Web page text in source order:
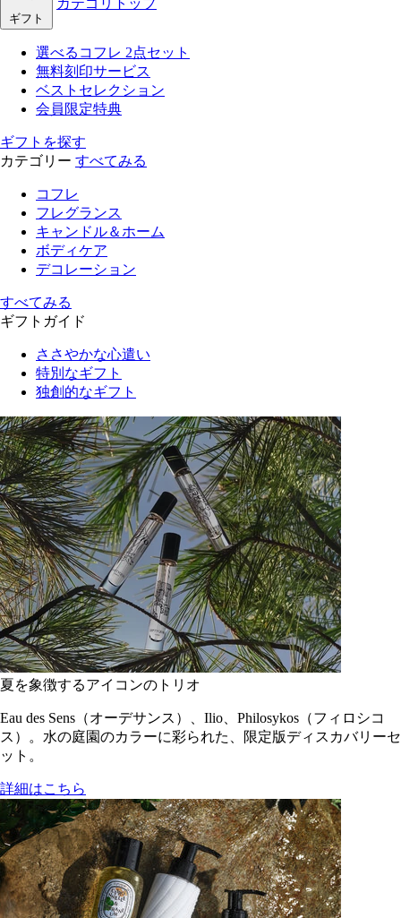
ギフト
カテゴリトップ
選べるコフレ 2点セット
無料刻印サービス
ベストセレクション
会員限定特典
ギフトを探す
カテゴリー すべてみる
コフレ
フレグランス
キャンドル＆ホーム
ボディケア
デコレーション
すべてみる
ギフトガイド
ささやかな心遣い
特別なギフト
独創的なギフト
夏を象徴するアイコンのトリオ
Eau des Sens（オーデサンス）、Ilio、Philosykos（フィロシコ
ス）。水の庭園のカラーに彩られた、限定版ディスカバリーセ
ット。
詳細はこちら